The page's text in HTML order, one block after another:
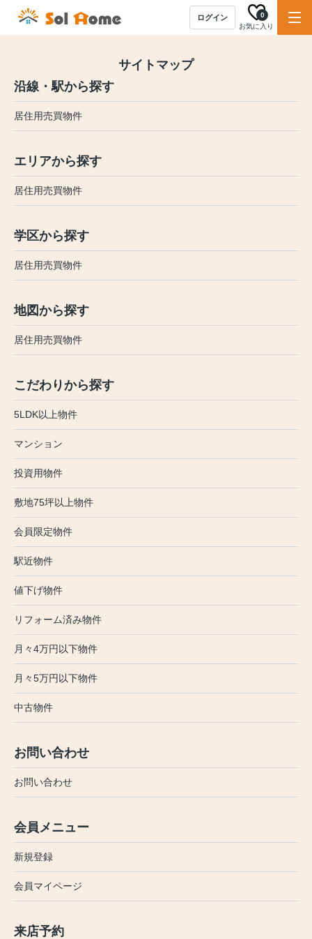
ログイン
お気に入り
0
サイトマップ
沿線・駅から探す
居住用売買物件
エリアから探す
居住用売買物件
学区から探す
居住用売買物件
地図から探す
居住用売買物件
こだわりから探す
5LDK以上物件
マンション
投資用物件
敷地75坪以上物件
会員限定物件
駅近物件
値下げ物件
リフォーム済み物件
月々4万円以下物件
月々5万円以下物件
中古物件
お問い合わせ
お問い合わせ
会員メニュー
新規登録
会員マイページ
来店予約